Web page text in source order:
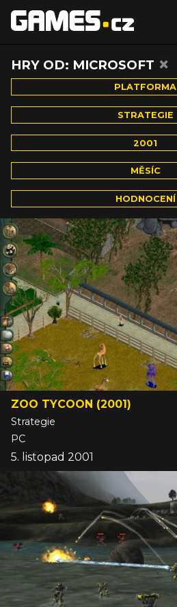
HRY OD: MICROSOFT ×
PLATFORMA
STRATEGIE
2001
MĚSÍC
HODNOCENÍ
ZOO TYCOON (2001)
Strategie
PC
5. listopad 2001